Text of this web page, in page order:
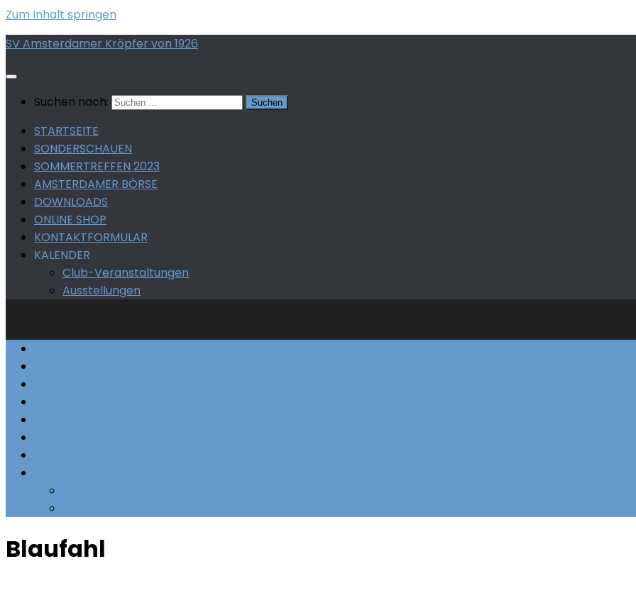
Zum Inhalt springen
SV Amsterdamer Kröpfer von 1926
Suchen nach:
STARTSEITE
SONDERSCHAUEN
SOMMERTREFFEN 2023
AMSTERDAMER BÖRSE
DOWNLOADS
ONLINE SHOP
KONTAKTFORMULAR
KALENDER
Club-Veranstaltungen
Ausstellungen
Blaufahl